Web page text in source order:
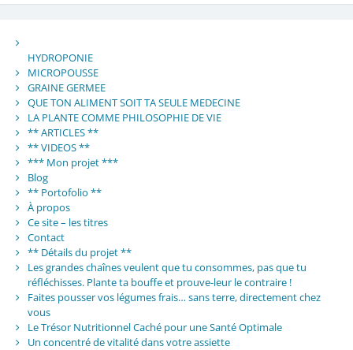
HYDROPONIE
MICROPOUSSE
GRAINE GERMEE
QUE TON ALIMENT SOIT TA SEULE MEDECINE
LA PLANTE COMME PHILOSOPHIE DE VIE
** ARTICLES **
** VIDEOS **
*** Mon projet ***
Blog
** Portofolio **
À propos
Ce site – les titres
Contact
** Détails du projet **
Les grandes chaînes veulent que tu consommes, pas que tu
réfléchisses. Plante ta bouffe et prouve-leur le contraire !
Faites pousser vos légumes frais… sans terre, directement chez
vous
Le Trésor Nutritionnel Caché pour une Santé Optimale
Un concentré de vitalité dans votre assiette